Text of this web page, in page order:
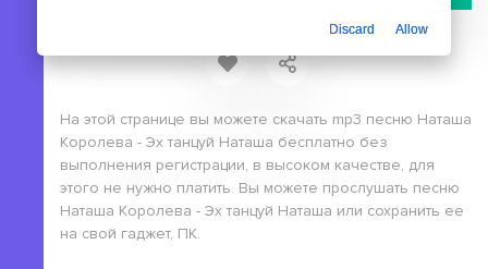
На этой странице вы можете скачать mp3 песню Наташа
Королева - Эх танцуй Наташа бесплатно без
выполнения регистрации, в высоком качестве, для
этого не нужно платить. Вы можете прослушать песню
Наташа Королева - Эх танцуй Наташа или сохранить ее
на свой гаджет, ПК.
Discard Allow